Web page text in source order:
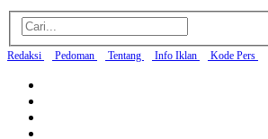
Redaksi Pedoman Tentang Info Iklan Kode Pers